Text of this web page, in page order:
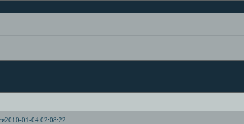
2010-01-04 02:08:22